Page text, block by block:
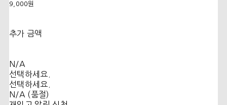
9,000원
추가 금액
N/A
선택하세요.
선택하세요.
N/A (품절)